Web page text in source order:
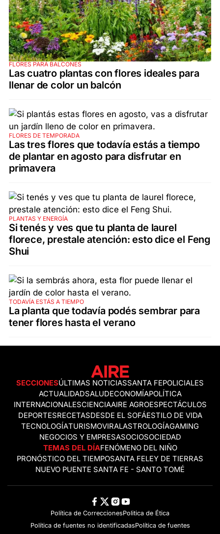
FLORES PARA BALCONES
Las cuatro plantas con flores ideales para
llenar de color un balcón
FLORES DE TEMPORADA
Las tres flores que todavía estás a tiempo
de plantar en agosto para disfrutar en
primavera
PLANTAS Y ENERGÍA
Si tenés y ves que tu planta de laurel
florece, prestale atención: esto dice el Feng
Shui
TODAVÍA ESTÁS A TIEMPO
La planta que todavía podés sembrar para
tener flores hasta el verano
SECCIONESÚLTIMAS NOTICIASSANTA FEPOLICIALES
ACTUALIDADSALUDECONOMÍAPOLÍTICA
INTERNACIONALESCIENCIAAIRE AGROESPECTÁCULOS
DEPORTESRECETASDESDE EL SOFÁESTILO DE VIDA
TECNOLOGÍATURISMOVIRALASTROLOGÍAGAMING
NEGOCIOS Y EMPRESASOCIOSOCIEDAD
TEMAS DEL DÍAFENÓMENO DEL NIÑO
PRONÓSTICO DEL TIEMPOSANTA FELEY DE TIERRAS
NUEVO PUENTE SANTA FE - SANTO TOMÉ
Política de CorreccionesPolitica de Ética
Política de fuentes no identificadasPolítica de fuentes